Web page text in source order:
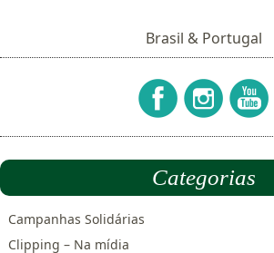
Brasil & Portugal
Categorias
Campanhas Solidárias
Clipping – Na mídia